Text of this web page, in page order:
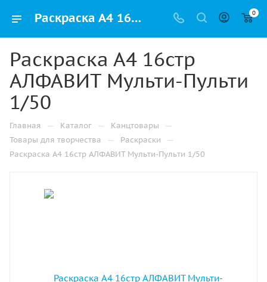
Раскраска А4 16стр АЛФАВИТ Мульти-Пульти 1/50 купить оптом и в розницу в Санкт-Петербурге 0
Раскраска А4 16стр
АЛФАВИТ Мульти-Пульти
1/50
Главная — Каталог — Канцтовары —
Товары для творчества — Раскраски —
Раскраска А4 16стр АЛФАВИТ Мульти-Пульти 1/50